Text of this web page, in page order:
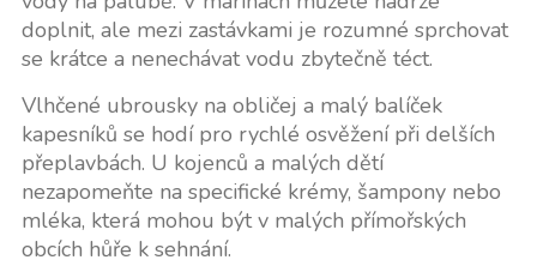
doplnit, ale mezi zastávkami je rozumné sprchovat
se krátce a nenechávat vodu zbytečně téct.
Vlhčené ubrousky na obličej a malý balíček
kapesníků se hodí pro rychlé osvěžení při delších
přeplavbách. U kojenců a malých dětí
nezapomeňte na specifické krémy, šampony nebo
mléka, která mohou být v malých přímořských
obcích hůře k sehnání.